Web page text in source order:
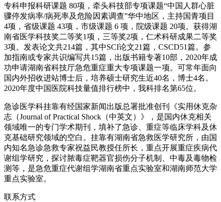
专科申报科研课题 80项，牵头科技部专项课题“中国人群心脏
骤停发病率/病死率及危险因素调查”华中地区，主持国青项目
4项，省级课题 43项，市级课题 6 项，院级课题 20项。获得湖
南省医学科技奖二等奖1项，三等奖2项，仁术科研成果二等奖
3项。发表论文共214篇，其中SCI论文21篇，CSCD51篇。参
加指南或专家共识编写共15篇，出版书籍专著10部，2020年成
功申请湖南省科技厅急危重症重大专项课题一项。可常年面向
国内外招收进站博士后，培养硕士研究生近40名，博士4名。
2020年度中国医院科技量值排行榜中，我科排名第65位。
急诊医学科挂靠有经国家新闻出版总署批准创刊《实用休克杂
志（Journal of Practical Shock（中英文）》，是国内休克相关
领域唯一的专门学术期刊，填补了急诊、重症等临床学科及休
克基础研究领域的空白。挂靠有湖南省急救医学研究所，由国
内知名急诊急救专家祝益民教授任所长，重点开展重症疾病代
谢组学研究，探讨脓毒症靶器官损伤分子机制、中毒及毒物检
测等，是急危重症代谢组学湖南省重点实验室和湖南师范大学
重点实验室。
联系方式